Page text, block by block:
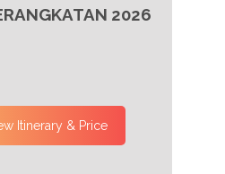
2026
Itinerary & Price